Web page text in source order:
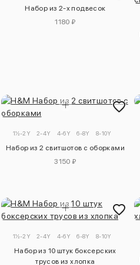
Набор из 2-х подвесок
1180 ₽
1½-2Y 2-4Y 4-6Y 6-8Y 8-10Y
Набор из 2 свитшотов с оборками
3150 ₽
1½-2Y 2-4Y 4-6Y 6-8Y 8-10Y
Набор из 10 штук боксерских
трусов из хлопка